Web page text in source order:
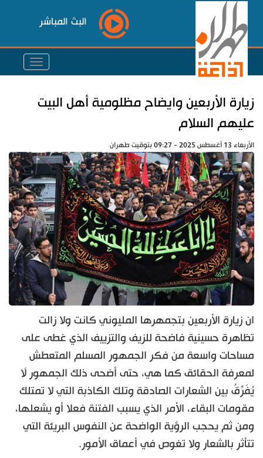
البث المباشر
زيارة الأربعين وايضاح مظلومية أهل البيت
عليهم السلام
الأربعاء 13 أغسطس 2025 - 09:27 بتوقيت طهران
ان زيارة الأربعين بتجمهرها المليوني كانت ولا زالت
تظاهرة حسينية فاضحة للزيف والتزييف الذي غطى على
مساحات واسعة من فكر الجمهور المسلم المتعطش
لمعرفة الحقائق كما هي، حتى أضحى ذلك الجمهور لَا
يُفَرِّقُ بين الشعارات الصادقة وتلك الكاذبة التي لا تمتلك
مقومات البقاء، الأمر الذي يسبب الفتنة فعلا أو يشعلها،
ومن ثم يحجب الرؤية الواضحة عن النفوس البريئة التي
تتأثر بالشعار ولا تغوص في أعماق الأمور.